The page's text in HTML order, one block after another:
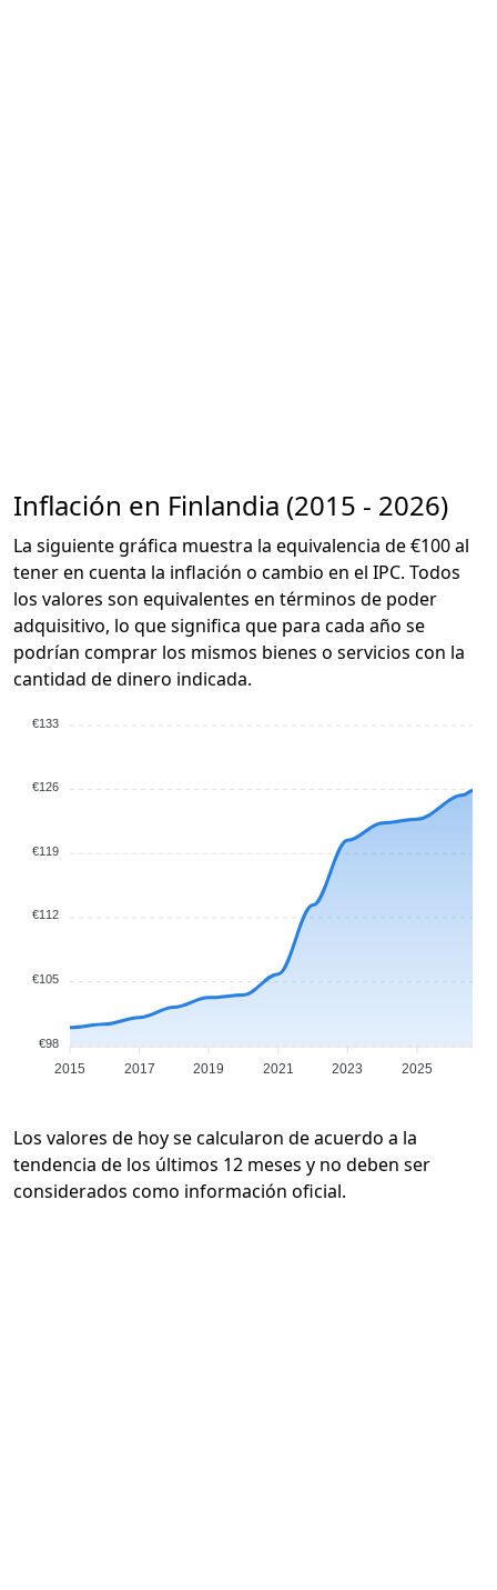
Inflación en Finlandia (2015 - 2026)
La siguiente gráfica muestra la equivalencia de €100 al
tener en cuenta la inflación o cambio en el IPC. Todos
los valores son equivalentes en términos de poder
adquisitivo, lo que significa que para cada año se
podrían comprar los mismos bienes o servicios con la
cantidad de dinero indicada.
€133
€126
€119
€112
€105
€98
2015 2017 2019 2021 2023 2025
Los valores de hoy se calcularon de acuerdo a la
tendencia de los últimos 12 meses y no deben ser
considerados como información oficial.